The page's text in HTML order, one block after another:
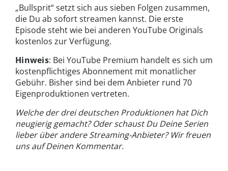
„Bullsprit“ setzt sich aus sieben Folgen zusammen,
die Du ab sofort streamen kannst. Die erste
Episode steht wie bei anderen YouTube Originals
kostenlos zur Verfügung.
Hinweis: Bei YouTube Premium handelt es sich um
kostenpflichtiges Abonnement mit monatlicher
Gebühr. Bisher sind bei dem Anbieter rund 70
Eigenproduktionen vertreten.
Welche der drei deutschen Produktionen hat Dich
neugierig gemacht? Oder schaust Du Deine Serien
lieber über andere Streaming-Anbieter? Wir freuen
uns auf Deinen Kommentar.